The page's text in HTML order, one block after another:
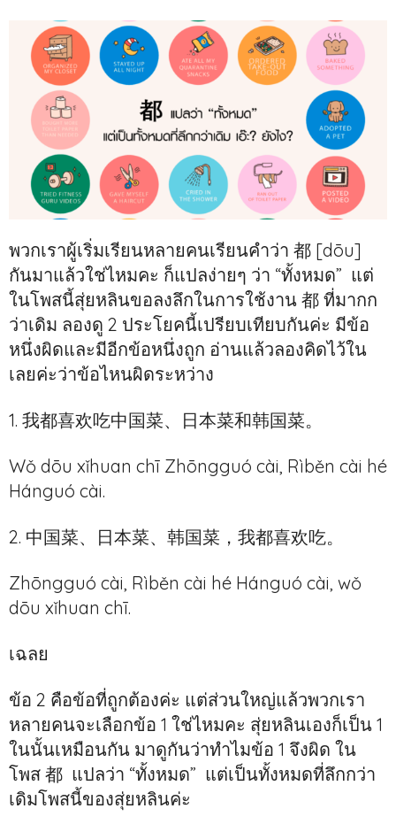
พวกเราผู้เริ่มเรียนหลายคนเรียนคำว่า 都 [dōu]
กันมาแล้วใช่ไหมคะ ก็แปลง่ายๆ ว่า “ทั้งหมด” แต่
ในโพสนี้สุ่ยหลินขอลงลึกในการใช้งาน 都 ที่มากก
ว่าเดิม ลองดู 2 ประโยคนี้เปรียบเทียบกันค่ะ มีข้อ
หนึ่งผิดและมีอีกข้อหนึ่งถูก อ่านแล้วลองคิดไว้ใน
เลยค่ะว่าข้อไหนผิดระหว่าง
1. 我都喜欢吃中国菜、日本菜和韩国菜。
Wǒ dōu xǐhuan chī Zhōngguó cài, Rìběn cài hé
Hánguó cài.
2. 中国菜、日本菜、韩国菜，我都喜欢吃。
Zhōngguó cài, Rìběn cài hé Hánguó cài, wǒ
dōu xǐhuan chī.
เฉลย
ข้อ 2 คือข้อที่ถูกต้องค่ะ แต่ส่วนใหญ่แล้วพวกเรา
หลายคนจะเลือกข้อ 1 ใช่ไหมคะ สุ่ยหลินเองก็เป็น 1
ในนั้นเหมือนกัน มาดูกันว่าทำไมข้อ 1 จึงผิด ใน
โพส 都 แปลว่า “ทั้งหมด” แต่เป็นทั้งหมดที่ลึกกว่า
เดิมโพสนี้ของสุ่ยหลินค่ะ